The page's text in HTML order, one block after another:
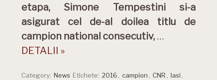
etapa, Simone Tempestini si-a
asigurat cel de-al doilea titlu de
campion national consecutiv, …
DETALII »
Category: News Etichete: 2016 , campion , CNR , Iasi ,